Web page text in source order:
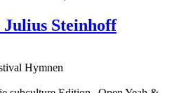
Steinhoff
Hymnen